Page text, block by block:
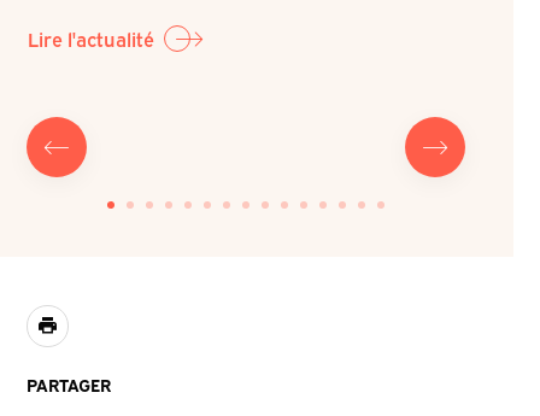
Lire l'actualité
PARTAGER